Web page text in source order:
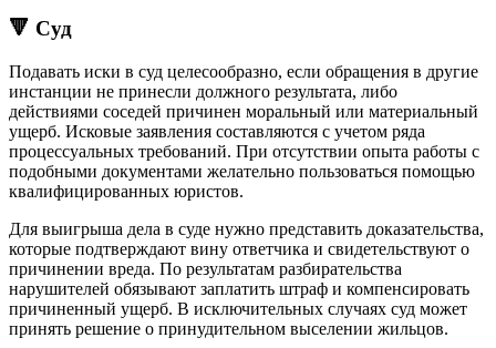
🔻 Суд
Подавать иски в суд целесообразно, если обращения в другие
инстанции не принесли должного результата, либо
действиями соседей причинен моральный или материальный
ущерб. Исковые заявления составляются с учетом ряда
процессуальных требований. При отсутствии опыта работы с
подобными документами желательно пользоваться помощью
квалифицированных юристов.
Для выигрыша дела в суде нужно представить доказательства,
которые подтверждают вину ответчика и свидетельствуют о
причинении вреда. По результатам разбирательства
нарушителей обязывают заплатить штраф и компенсировать
причиненный ущерб. В исключительных случаях суд может
принять решение о принудительном выселении жильцов.